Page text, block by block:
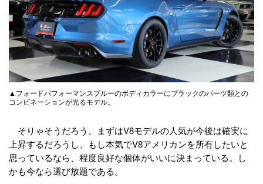
▲フォードパフォーマンスブルーのボディカラーにブラックのパーツ類との
コンビネーションが光るモデル。
そりゃそうだろう。まずはV8モデルの人気が今後は確実に
上昇するだろうし、もし本気でV8アメリカンを所有したいと
思っているなら、程度良好な個体がいいに決まっている。し
かも今なら選び放題である。